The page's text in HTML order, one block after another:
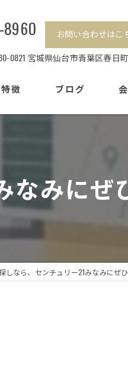
お問い合わせはこ
0821 宮城県仙台市青葉区春日
徴 ブログ
なみにぜ
なら、センチュリー21みなみにぜひ